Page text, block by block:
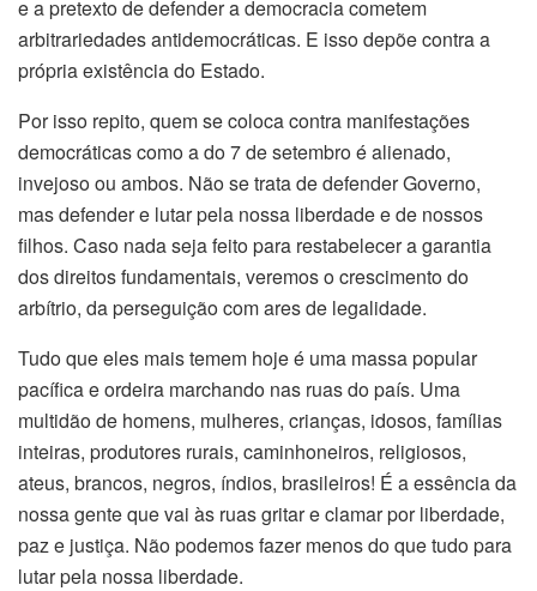
e a pretexto de defender a democracia cometem
arbitrariedades antidemocráticas. E isso depõe contra a
própria existência do Estado.
Por isso repito, quem se coloca contra manifestações
democráticas como a do 7 de setembro é alienado,
invejoso ou ambos. Não se trata de defender Governo,
mas defender e lutar pela nossa liberdade e de nossos
filhos. Caso nada seja feito para restabelecer a garantia
dos direitos fundamentais, veremos o crescimento do
arbítrio, da perseguição com ares de legalidade.
Tudo que eles mais temem hoje é uma massa popular
pacífica e ordeira marchando nas ruas do país. Uma
multidão de homens, mulheres, crianças, idosos, famílias
inteiras, produtores rurais, caminhoneiros, religiosos,
ateus, brancos, negros, índios, brasileiros! É a essência da
nossa gente que vai às ruas gritar e clamar por liberdade,
paz e justiça. Não podemos fazer menos do que tudo para
lutar pela nossa liberdade.